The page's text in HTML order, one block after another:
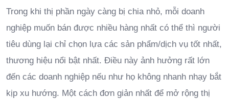
Trong khi thị phần ngày càng bị chia nhỏ, mỗi doanh
nghiệp muốn bán được nhiều hàng nhất có thể thì người
tiêu dùng lại chỉ chọn lựa các sản phẩm/dịch vụ tốt nhất,
thương hiệu nổi bật nhất. Điều này ảnh hưởng rất lớn
đến các doanh nghiệp nếu như họ không nhanh nhạy bắt
kịp xu hướng. Một cách đơn giản nhất để mở rộng thị